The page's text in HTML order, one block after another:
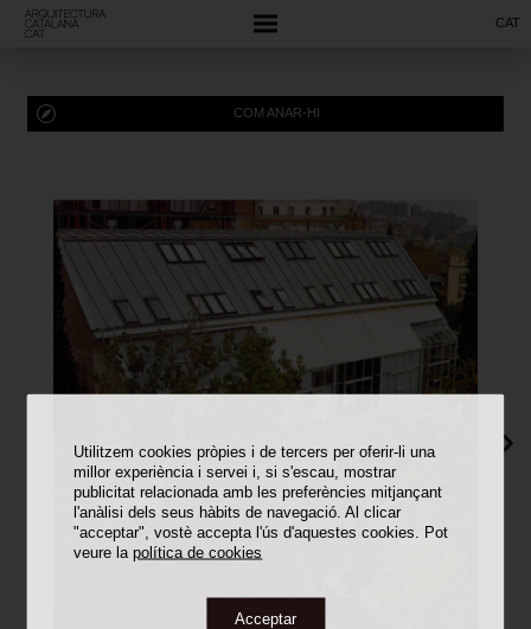
Utilitzem cookies pròpies i de tercers per oferir-li una
millor experiència i servei i, si s'escau, mostrar
publicitat relacionada amb les preferències mitjançant
l'anàlisi dels seus hàbits de navegació. Al clicar
"acceptar", vostè accepta l'ús d'aquestes cookies. Pot
veure lapolítica de cookies
Acceptar
CAT
COM ANAR-HI